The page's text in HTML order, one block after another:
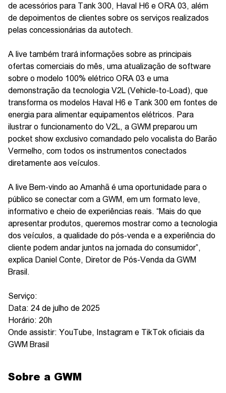
de acessórios para Tank 300, Haval H6 e ORA 03, além
de depoimentos de clientes sobre os serviços realizados
pelas concessionárias da autotech.
A live também trará informações sobre as principais
ofertas comerciais do mês, uma atualização de software
sobre o modelo 100% elétrico ORA 03 e uma
demonstração da tecnologia V2L (Vehicle-to-Load), que
transforma os modelos Haval H6 e Tank 300 em fontes de
energia para alimentar equipamentos elétricos. Para
ilustrar o funcionamento do V2L, a GWM preparou um
pocket show exclusivo comandado pelo vocalista do Barão
Vermelho, com todos os instrumentos conectados
diretamente aos veículos.
A live Bem-vindo ao Amanhã é uma oportunidade para o
público se conectar com a GWM, em um formato leve,
informativo e cheio de experiências reais. “Mais do que
apresentar produtos, queremos mostrar como a tecnologia
dos veículos, a qualidade do pós-venda e a experiência do
cliente podem andar juntos na jornada do consumidor”,
explica Daniel Conte, Diretor de Pós-Venda da GWM
Brasil.
Serviço:
Data: 24 de julho de 2025
Horário: 20h
Onde assistir: YouTube, Instagram e TikTok oficiais da
GWM Brasil
Sobre a GWM